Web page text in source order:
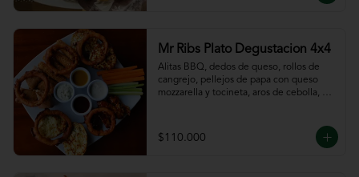
Mr Ribs Plato Degustacion 4x4
Alitas BBQ, dedos de queso, rollos de
cangrejo, pellejos de papa con queso
mozzarella y tocineta, aros de cebolla,
$110.000